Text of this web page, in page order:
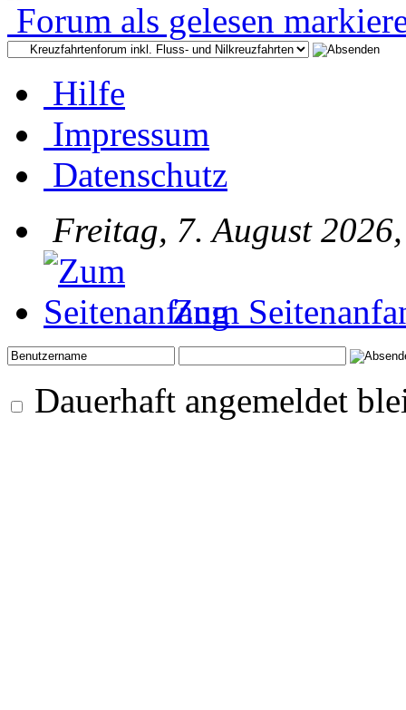
Forum als gelesen
Hilfe
Impressum
Datenschutz
Freitag, 7. August
Zum
Dauerhaft angemeldet